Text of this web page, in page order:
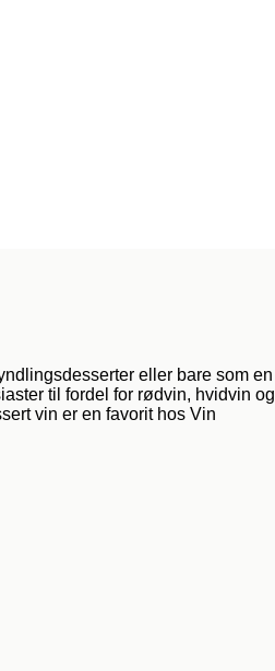
eller bare som en
til fordel for rødvin, hvidvin og
vin er en favorit hos Vin